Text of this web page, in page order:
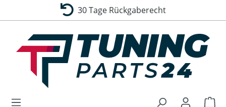
30 Tage Rückgaberecht
Top Bewertung – 4,9 von 5 Sternen